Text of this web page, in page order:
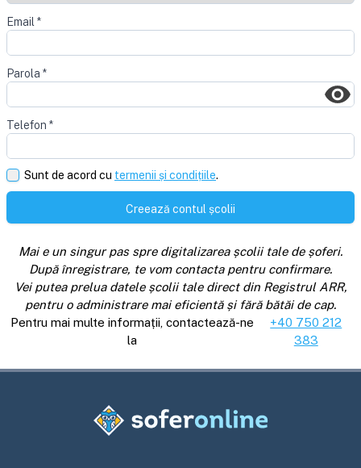
Email *
Parola *
Telefon *
Sunt de acord cu termenii și condițiile.
Creează contul școlii
Mai e un singur pas spre digitalizarea școlii tale de șoferi.
După înregistrare, te vom contacta pentru confirmare.
Vei putea prelua datele școlii tale direct din Registrul ARR,
pentru o administrare mai eficientă și fără bătăi de cap.
Pentru mai multe informații, contactează-ne
la
+40 750 212
383